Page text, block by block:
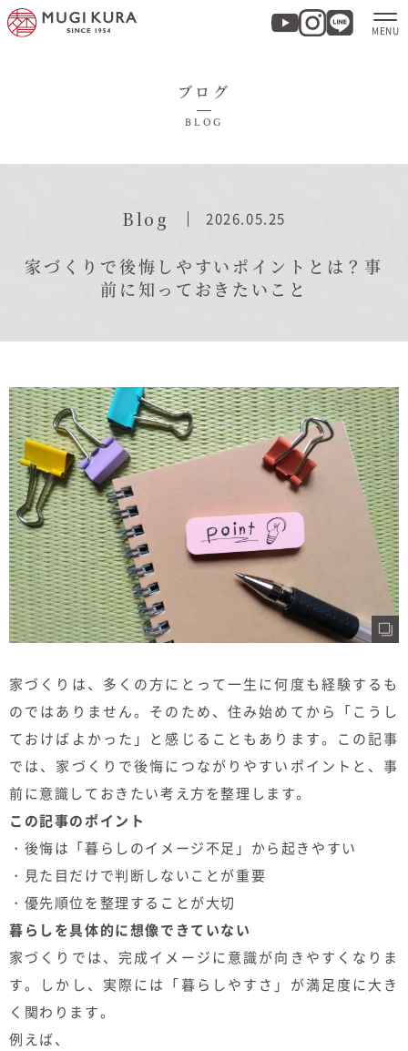
商品紹介
むぎくらについて
ニュース ブログ
イベント
オーナー様Q&A
お問い合わせ
お電話での
お問い合わ
せ
0120-37-
1806
ブログ
BLOG
Blog 2026.05.25
家づくりで後悔しやすいポイントとは？事
前に知っておきたいこと
家づくりは、多くの方にとって一生に何度も経験するも
のではありません。そのため、住み始めてから「こうし
ておけばよかった」と感じることもあります。この記事
では、家づくりで後悔につながりやすいポイントと、事
前に意識しておきたい考え方を整理します。
この記事のポイント
・後悔は「暮らしのイメージ不足」から起きやすい
・見た目だけで判断しないことが重要
・優先順位を整理することが大切
暮らしを具体的に想像できていない
家づくりでは、完成イメージに意識が向きやすくなりま
す。しかし、実際には「暮らしやすさ」が満足度に大き
く関わります。
例えば、